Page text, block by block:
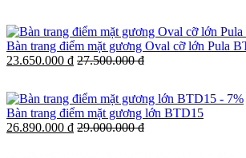
Bàn trang điểm mặt gương Oval cỡ lớn Pula
23.650.000 đ 27.500.000 đ
- 7%
Bàn trang điểm mặt gương lớn BTD15
26.890.000 đ 29.000.000 đ